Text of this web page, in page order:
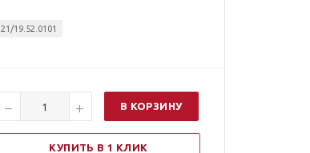
21/19.52.0101
В КОРЗИНУ
КУПИТЬ В 1 КЛИК